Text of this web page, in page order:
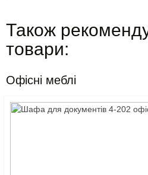
Також
товари:
Офісні меблі